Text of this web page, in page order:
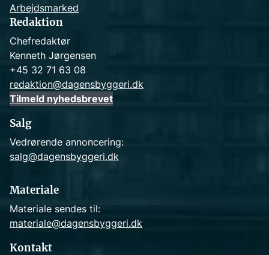
Arbejdsmarked
Redaktion
Chefredaktør
Kenneth Jørgensen
+45 32 71 63 08
redaktion@dagensbyggeri.dk
Tilmeld nyhedsbrevet
Salg
Vedrørende annoncering:
salg@dagensbyggeri.dk
Materiale
Materiale sendes til:
materiale@dagensbyggeri.dk
Kontakt